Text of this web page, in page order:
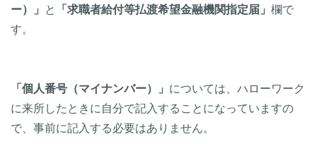
ー）」
と 「求職者給付等払渡希望金融機関指定届」 欄で
す。
「個人番号（マイナンバー）」 については、ハローワーク
に来所したときに自分で記入することになっていますの
で、事前に記入する必要はありません。